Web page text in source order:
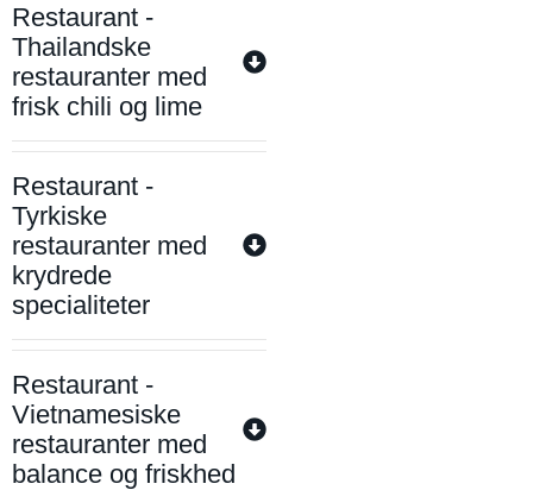
Restaurant -
Thailandske
restauranter med
frisk chili og lime
Restaurant -
Tyrkiske
restauranter med
krydrede
specialiteter
Restaurant -
Vietnamesiske
restauranter med
balance og friskhed